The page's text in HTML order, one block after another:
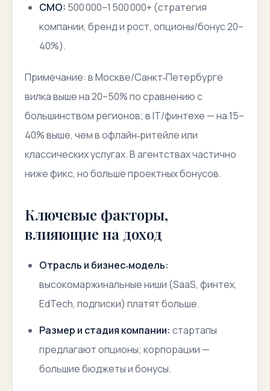
CMO: 500 000–1 500 000+ (стратегия
компании, бренд и рост, опционы/бонус 20–
40%).
Примечание: в Москве/Санкт‑Петербурге
вилка выше на 20–50% по сравнению с
большинством регионов; в IT/финтехе — на 15–
40% выше, чем в офлайн‑ритейле или
классических услугах. В агентствах частично
ниже фикс, но больше проектных бонусов.
Ключевые факторы,
влияющие на доход
Отрасль и бизнес‑модель:
высокомаржинальные ниши (SaaS, финтех,
EdTech, подписки) платят больше.
Размер и стадия компании: стартапы
предлагают опционы; корпорации —
большие бюджеты и бонусы.